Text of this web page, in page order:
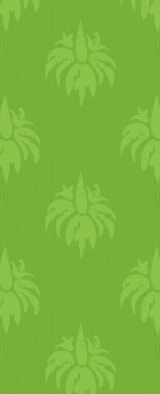
Keleti
az
vagy